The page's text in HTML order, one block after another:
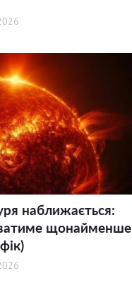
наближається:
щонайменше